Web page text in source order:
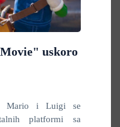
uskoro
Mario i Luigi se
platformi sa